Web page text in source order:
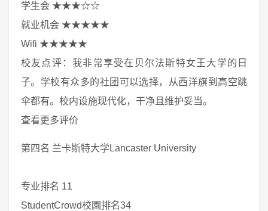
学生会 ★★★☆☆
就业机会 ★★★★★
Wifi ★★★★★
校友点评：我非常享受在贝尔法斯特女王大学的日
子。学校有众多的社团可以选择，从西洋旗到高空跳
伞都有。校内设施现代化，干净且维护妥当。
查看更多评价
第四名 兰卡斯特大学Lancaster University
专业排名 11
StudentCrowd校園排名34